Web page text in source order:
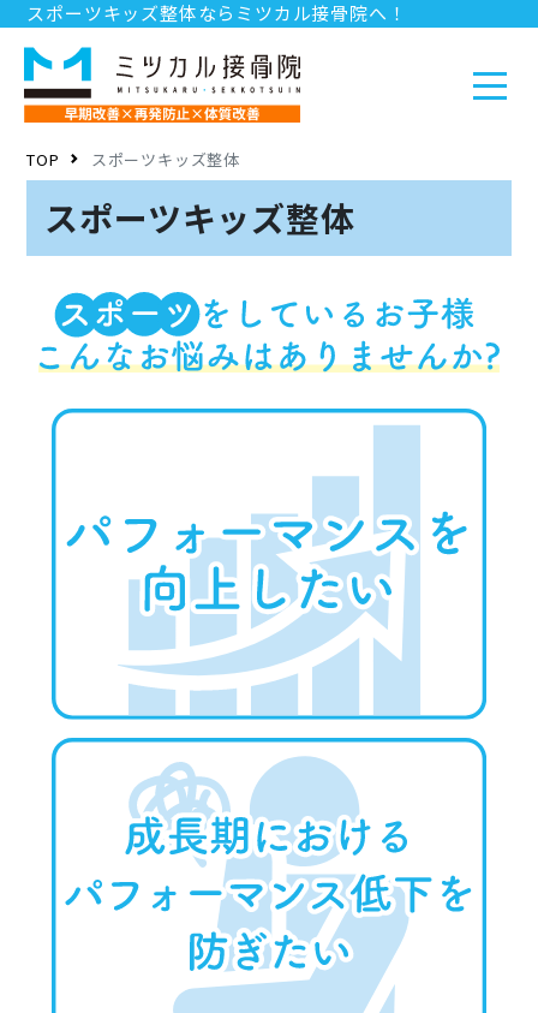
スポーツキッズ整体ならミツカル接骨院へ！
お問い合わせ
求人情報
店舗情報
TOP スポーツキッズ整体
スポーツキッズ整体